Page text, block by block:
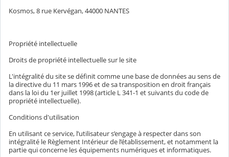
Kosmos, 8 rue Kervégan, 44000 NANTES
Propriété intellectuelle
Droits de propriété intellectuelle sur le site
L'intégralité du site se définit comme une base de données au sens de
la directive du 11 mars 1996 et de sa transposition en droit français
dans la loi du 1er juillet 1998 (article L 341-1 et suivants du code de
propriété intellectuelle).
Conditions d'utilisation
En utilisant ce service, l’utilisateur s’engage à respecter dans son
intégralité le Règlement Intérieur de l’établissement, et notamment la
partie qui concerne les équipements numériques et informatiques.